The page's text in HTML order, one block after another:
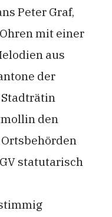
Peter Graf,
mit einer
aus
der
den
statutarisch